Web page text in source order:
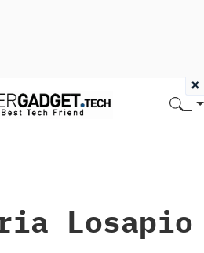
Losapio
×